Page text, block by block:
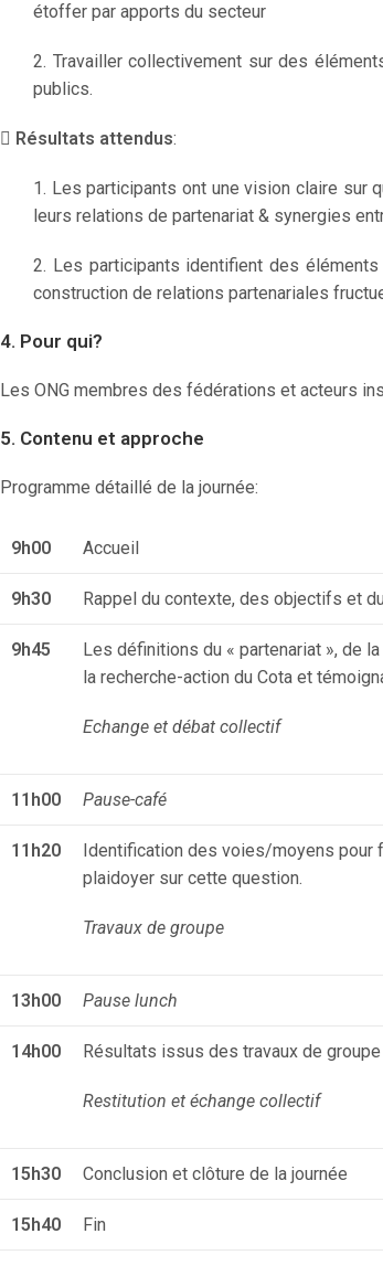
étoffer par apports du secteur
2. Travailler collectivement sur des
publics.
 Résultats attendus:
1. Les participants ont une vision claire sur
leurs relations de partenariat & synergies
2. Les participants identifient des
construction de relations partenariales
4. Pour qui?
Les ONG membres des fédérations et acteurs
5. Contenu et approche
Programme détaillé de la journée:
9h00 Accueil
9h30 Rappel du contexte, des objectifs et
9h45
Les définitions du « partenariat », de
la recherche-action du Cota et
Echange et débat collectif
11h00 Pause-café
11h20
Identification des voies/moyens pour
plaidoyer sur cette question.
Travaux de groupe
13h00 Pause lunch
14h00 Résultats issus des travaux de groupe
Restitution et échange collectif
15h30 Conclusion et clôture de la journée
15h40 Fin